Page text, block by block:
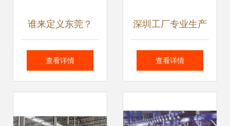
谁来定义东莞？
——大视野下，大
义
查看详情
深圳工厂专业生产
铁皮员工柜与储物
务
查看详情